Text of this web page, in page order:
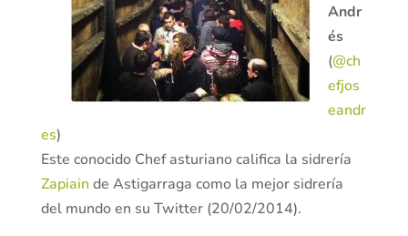
Andr
és
(@ch
efjos
eandr
es)
Este conocido Chef asturiano califica la sidrería
Zapiain de Astigarraga como la mejor sidrería
del mundo en su Twitter (20/02/2014).